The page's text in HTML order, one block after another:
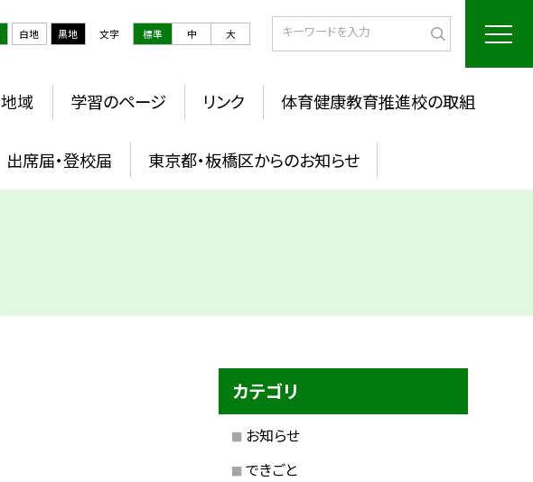
白地 黒地 文字 標準 中 大
地域 学習のページ リンク 体育健康教育推進校の取組
出席届・登校届 東京都・板橋区からのお知らせ
カテゴリ
お知らせ
できごと